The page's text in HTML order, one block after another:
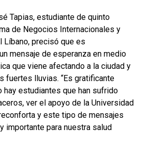
Tapias, estudiante de quinto
de Negocios Internacionales y
Líbano, precisó que es
mensaje de esperanza en medio
que viene afectando a la ciudad y
fuertes lluvias. “Es gratificante
hay estudiantes que han sufrido
ver el apoyo de la Universidad
y este tipo de mensajes
importante para nuestra salud